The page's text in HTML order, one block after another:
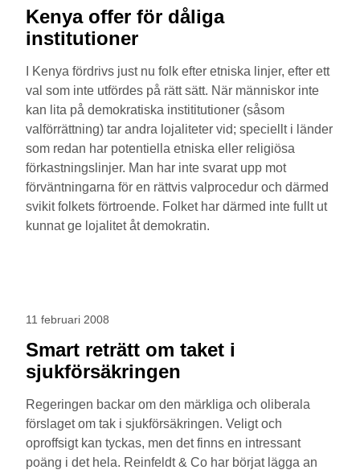
Kenya offer för dåliga
institutioner
I Kenya fördrivs just nu folk efter etniska linjer, efter ett
val som inte utfördes på rätt sätt. När människor inte
kan lita på demokratiska instititutioner (såsom
valförrättning) tar andra lojaliteter vid; speciellt i länder
som redan har potentiella etniska eller religiösa
förkastningslinjer. Man har inte svarat upp mot
förväntningarna för en rättvis valprocedur och därmed
svikit folkets förtroende. Folket har därmed inte fullt ut
kunnat ge lojalitet åt demokratin.
11 februari 2008
Smart reträtt om taket i
sjukförsäkringen
Regeringen backar om den märkliga och oliberala
förslaget om tak i sjukförsäkringen. Veligt och
oproffsigt kan tyckas, men det finns en intressant
poäng i det hela. Reinfeldt & Co har börjat lägga an